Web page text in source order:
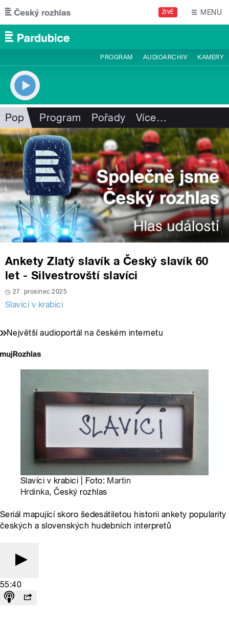
Přejít k hlavnímu obsahu
ŽIVĚ MENU
PROGRAM AUDIOARCHIV KAMERY
Pop Program Pořady Více…
Ankety Zlatý slavík a Český slavík 60
let - Silvestrovští slavíci
27. prosinec 2025
Slavíci v krabici
Největší audioportál na českém internetu
Slavíci v krabici | Foto: Martin
Hrdinka, Český rozhlas
Seriál mapující skoro šedesátiletou historii ankety popularity
českých a slovenských hudebních interpretů
55:40